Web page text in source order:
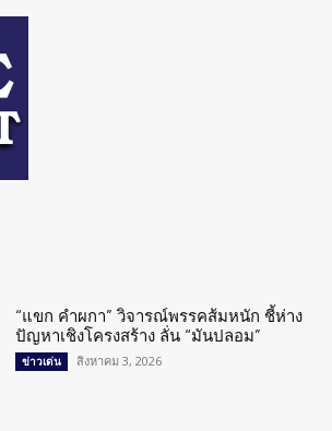
“แขก คำผกา” วิจารณ์พรรคส้มหนัก ชี้ห่าง
ปัญหาเชิงโครงสร้าง ลั่น “มันปลอม”
ข่าวเด่น สิงหาคม 3, 2026